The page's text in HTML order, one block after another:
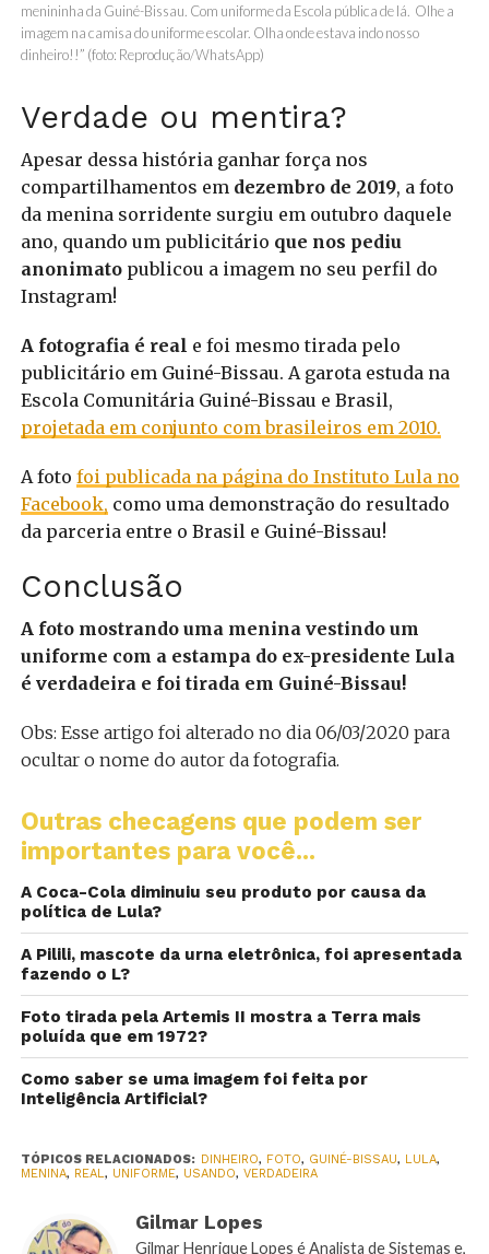
menininha da Guiné-Bissau. Com uniforme da Escola pública de lá. Olhe a
imagem na camisa do uniforme escolar. Olha onde estava indo nosso
dinheiro!!” (foto: Reprodução/WhatsApp)
Verdade ou mentira?
Apesar dessa história ganhar força nos
compartilhamentos em dezembro de 2019, a foto
da menina sorridente surgiu em outubro daquele
ano, quando um publicitário que nos pediu
anonimatopublicou a imagem no seu perfil do
Instagram!
A fotografia é real e foi mesmo tirada pelo
publicitário em Guiné-Bissau. A garota estuda na
Escola Comunitária Guiné-Bissau e Brasil,
projetada em conjunto com brasileiros em 2010.
A foto foi publicada na página do Instituto Lula no
Facebook, como uma demonstração do resultado
da parceria entre o Brasil e Guiné-Bissau!
Conclusão
A foto mostrando uma menina vestindo um
uniforme com a estampa do ex-presidente Lula
é verdadeira e foi tirada em Guiné-Bissau!
Obs: Esse artigo foi alterado no dia 06/03/2020 para
ocultar o nome do autor da fotografia.
Outras checagens que podem ser
importantes para você...
A Coca-Cola diminuiu seu produto por causa da
política de Lula?
A Pilili, mascote da urna eletrônica, foi apresentada
fazendo o L?
Foto tirada pela Artemis II mostra a Terra mais
poluída que em 1972?
Como saber se uma imagem foi feita por
Inteligência Artificial?
TÓPICOS RELACIONADOS: DINHEIRO, FOTO, GUINÉ-BISSAU, LULA,
MENINA, REAL, UNIFORME, USANDO, VERDADEIRA
Gilmar Lopes
Gilmar Henrique Lopes é Analista de Sistemas e,